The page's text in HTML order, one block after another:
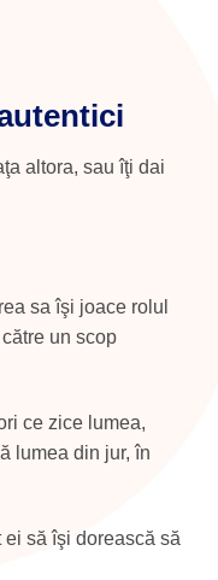
altora, sau îţi dai
sa îşi joace rolul
un scop
ce zice lumea,
lumea din jur, în
să îşi dorească să